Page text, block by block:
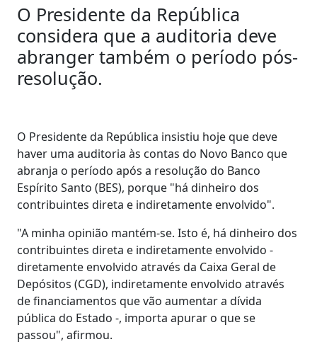
O Presidente da República
considera que a auditoria deve
abranger também o período pós-
resolução.
O Presidente da República insistiu hoje que deve
haver uma auditoria às contas do Novo Banco que
abranja o período após a resolução do Banco
Espírito Santo (BES), porque "há dinheiro dos
contribuintes direta e indiretamente envolvido".
"A minha opinião mantém-se. Isto é, há dinheiro dos
contribuintes direta e indiretamente envolvido -
diretamente envolvido através da Caixa Geral de
Depósitos (CGD), indiretamente envolvido através
de financiamentos que vão aumentar a dívida
pública do Estado -, importa apurar o que se
passou", afirmou.